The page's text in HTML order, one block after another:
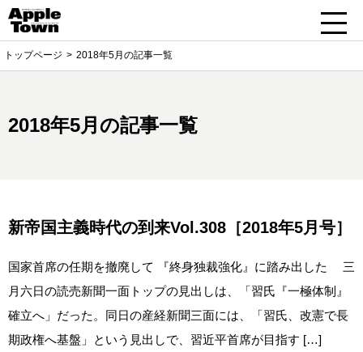
トップページ 2018年5月の記事一覧
2018年5月の記事一覧
新帝国主義時代の到来Vol.308［2018年5月号］
国家首席の任期を撤廃して 『終身独裁強化』に踏み出した 三
月六日の読売新聞一面トップの見出しは、「習氏『一極体制』
確立へ」だった。同日の産経新聞三面には、「習氏、改憲で長
期政権へ基盤」という見出しで、習近平首席が目指す […]